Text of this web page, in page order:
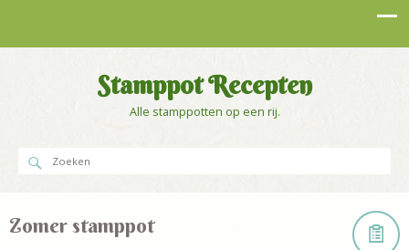
Stamppot Recepten
Alle stamppotten op een rij.
Zomer stamppot